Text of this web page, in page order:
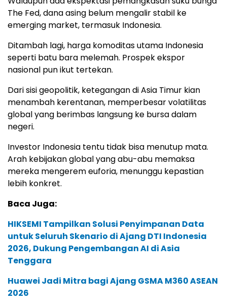
The Fed, dana asing belum mengalir stabil ke
emerging market, termasuk Indonesia.
Ditambah lagi, harga komoditas utama Indonesia
seperti batu bara melemah. Prospek ekspor
nasional pun ikut tertekan.
Dari sisi geopolitik, ketegangan di Asia Timur kian
menambah kerentanan, memperbesar volatilitas
global yang berimbas langsung ke bursa dalam
negeri.
Investor Indonesia tentu tidak bisa menutup mata.
Arah kebijakan global yang abu-abu memaksa
mereka mengerem euforia, menunggu kepastian
lebih konkret.
Baca Juga:
HIKSEMI Tampilkan Solusi Penyimpanan Data
untuk Seluruh Skenario di Ajang DTI Indonesia
2026, Dukung Pengembangan AI di Asia
Tenggara
Huawei Jadi Mitra bagi Ajang GSMA M360 ASEAN
2026